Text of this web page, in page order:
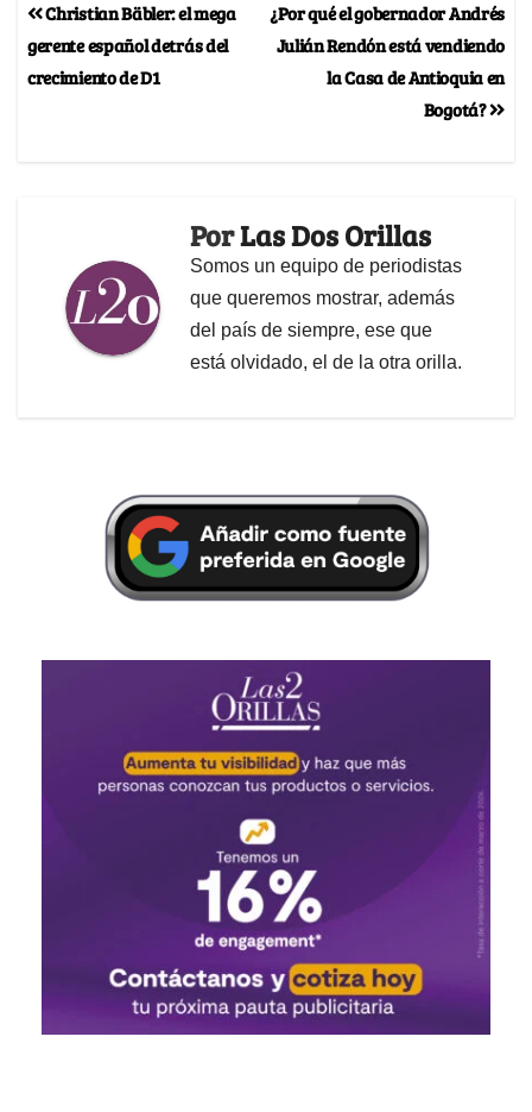
¿Por qué el gobernador Andrés
Julián Rendón está vendiendo
la Casa de Antioquia en
Bogotá?
Christian Bäbler: el mega
gerente español detrás del
crecimiento de D1
PorLas Dos Orillas
Somos un equipo de periodistas
que queremos mostrar, además
del país de siempre, ese que
está olvidado, el de la otra orilla.